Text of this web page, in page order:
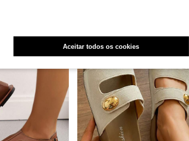
Aceitar todos os cookies